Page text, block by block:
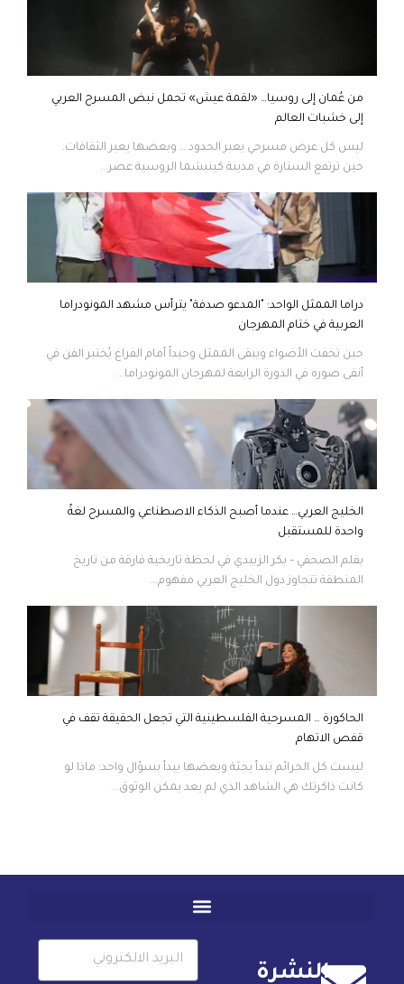
من عُمان إلى روسيا… «لقمة عيش» تحمل نبض المسرح العربي
إلى خشبات العالم
ليس كل عرض مسرحي يعبر الحدود … وبعضها يعبر الثقافات.
حين ترتفع الستارة في مدينة كينيشما الروسية عصر...
دراما الممثل الواحد: "المدعو صدفة" يترأس مشهد المونودراما
العربية في ختام المهرجان
حين تخفت الأضواء ويبقى الممثل وحيداً أمام الفراغ يُختبر الفن في
أنقى صوره في الدورة الرابعة لمهرجان المونودراما...
الخليج العربي… عندما أصبح الذكاء الاصطناعي والمسرح لغةً
واحدة للمستقبل
بقلم الصحفي – بكر الزبيدي في لحظة تاريخية فارقة من تاريخ
المنطقة تتجاوز دول الخليج العربي مفهوم...
الحاكورة … المسرحية الفلسطينية التي تجعل الحقيقة تقف في
قفص الاتهام
ليست كل الجرائم تبدأ بجثة وبعضها يبدأ بسؤال واحد: ماذا لو
كانت ذاكرتك هي الشاهد الذي لم يعد يمكن الوثوق...
النشرة